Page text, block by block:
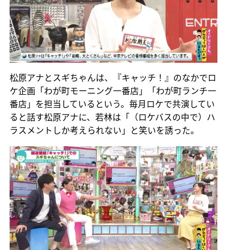
松原アナとスギちゃんは、『キャッチ！』のなかでロ
ケ企画「わが町モーニング一番店」「わが町ランチ一
番店」を担当しているという。毎月ロケで共演してい
ると話す松原アナに、若林は「（ロケバスの中で）ハ
ラスメントしか考えられない」と笑いを誘った。